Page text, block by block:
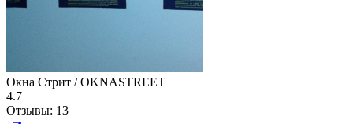
Окна Стрит / OKNASTREET
4.7
Отзывы: 13